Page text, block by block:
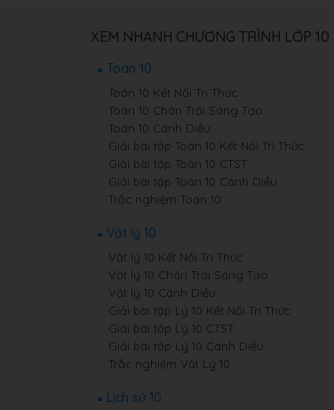
XEM NHANH CHƯƠNG TRÌNH LỚP 10
Toán 10
Toán 10 Kết Nối Tri Thức
Toán 10 Chân Trời Sáng Tạo
Toán 10 Cánh Diều
Giải bài tập Toán 10 Kết Nối Tri Thức
Giải bài tập Toán 10 CTST
Giải bài tập Toán 10 Cánh Diều
Trắc nghiệm Toán 10
Vật lý 10
Vật lý 10 Kết Nối Tri Thức
Vật lý 10 Chân Trời Sáng Tạo
Vật lý 10 Cánh Diều
Giải bài tập Lý 10 Kết Nối Tri Thức
Giải bài tập Lý 10 CTST
Giải bài tập Lý 10 Cánh Diều
Trắc nghiệm Vật Lý 10
Lịch sử 10